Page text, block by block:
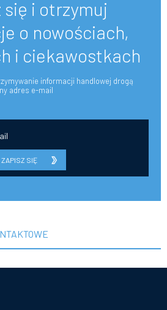
się i otrzymuj
o nowościach,
i ciekawostkach
informacji handlowej drogą
adres e-mail
ZAPISZ SIĘ